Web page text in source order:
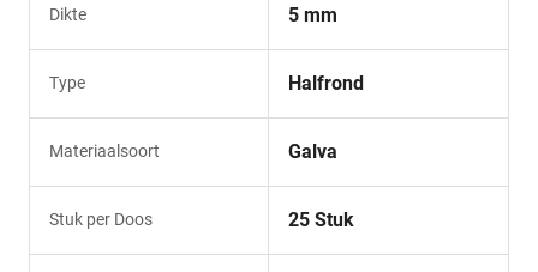
Dikte 5 mm
Type Halfrond
Materiaalsoort Galva
Stuk per Doos 25 Stuk